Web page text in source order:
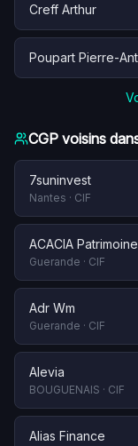
Creff Arthur
Poupart Pierre-
CGP voisins
7suninvest
Nantes · CIF
ACACIA
Guerande · CIF
Adr Wm
Guerande · CIF
Alevia
BOUGUENAIS · CIF
Alias Finance